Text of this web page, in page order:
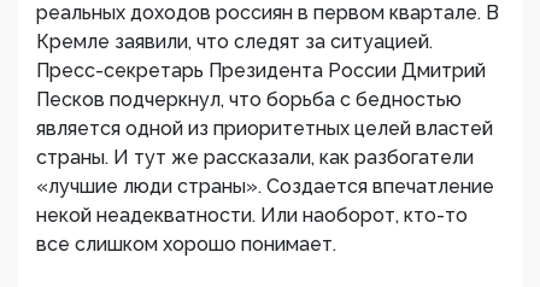
реальных доходов россиян в первом квартале. В
Кремле заявили, что следят за ситуацией.
Пресс-секретарь Президента России Дмитрий
Песков подчеркнул, что борьба с бедностью
является одной из приоритетных целей властей
страны. И тут же рассказали, как разбогатели
«лучшие люди страны». Создается впечатление
некой неадекватности. Или наоборот, кто-то
все слишком хорошо понимает.